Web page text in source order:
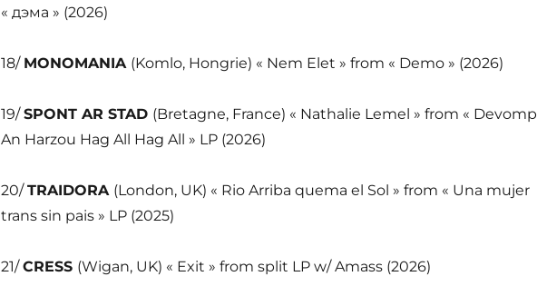
« дэма » (2026)
18/ MONOMANIA (Komlo, Hongrie) « Nem Elet » from « Demo » (2026)
19/SPONT AR STAD (Bretagne, France) « Nathalie Lemel » from « Devomp
An Harzou Hag All Hag All » LP (2026)
20/TRAIDORA (London, UK) « Rio Arriba quema el Sol » from « Una mujer
trans sin pais » LP (2025)
21/CRESS (Wigan, UK) « Exit » from split LP w/ Amass (2026)